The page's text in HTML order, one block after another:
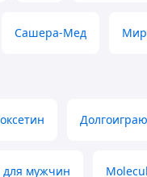
Сашера-Мед
для мужчин